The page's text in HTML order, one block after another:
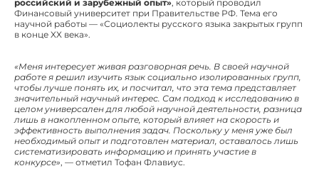
российский и зарубежный опыт», который проводил
Финансовый университет при Правительстве РФ. Тема его
научной работы — «Социолекты русского языка закрытых групп
в конце XX века».
«Меня интересует живая разговорная речь. В своей научной
работе я решил изучить язык социально изолированных групп,
чтобы лучше понять их, и посчитал, что эта тема представляет
значительный научный интерес. Сам подход к исследованию в
целом универсален для любой научной деятельности, разница
лишь в накопленном опыте, который влияет на скорость и
эффективность выполнения задач. Поскольку у меня уже был
необходимый опыт и подготовлен материал, оставалось лишь
систематизировать информацию и принять участие в
конкурсе», — отметил Тофан Флавиус.